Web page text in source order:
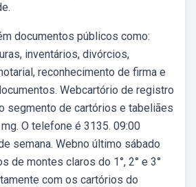
documentos públicos como:
inventários, divórcios,
reconhecimento de firma e
Webcartório de registro
segmento de cartórios e tabeliães
O telefone é 3135. 09:00
semana. Webno último sábado
de montes claros do 1°, 2° e 3°
com os cartórios do